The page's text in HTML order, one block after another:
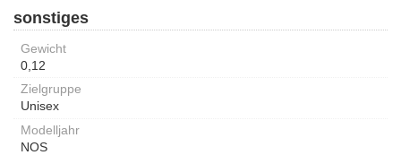
sonstiges
Gewicht
0,12
Zielgruppe
Unisex
Modelljahr
NOS